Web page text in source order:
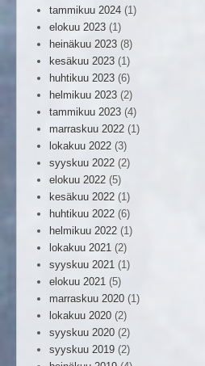
tammikuu 2024 (1)
elokuu 2023 (1)
heinäkuu 2023 (8)
kesäkuu 2023 (1)
huhtikuu 2023 (6)
helmikuu 2023 (2)
tammikuu 2023 (4)
marraskuu 2022 (1)
lokakuu 2022 (3)
syyskuu 2022 (2)
elokuu 2022 (5)
kesäkuu 2022 (1)
huhtikuu 2022 (6)
helmikuu 2022 (1)
lokakuu 2021 (2)
syyskuu 2021 (1)
elokuu 2021 (5)
marraskuu 2020 (1)
lokakuu 2020 (2)
syyskuu 2020 (2)
syyskuu 2019 (2)